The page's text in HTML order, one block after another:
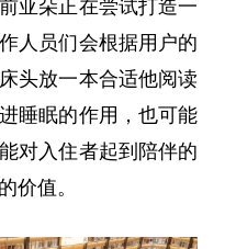
亚朵正在尝试打造一
人员们会根据用户的
头放一本合适他阅读
睡眠的作用，也可能
对入住者起到陪伴的
价值。